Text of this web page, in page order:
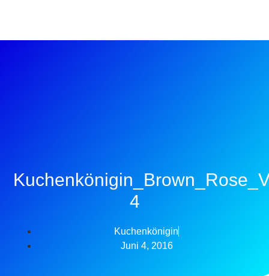
4
Kuchenkönigin
Juni 4, 2016